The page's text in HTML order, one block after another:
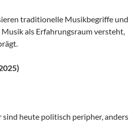
traditionelle Musikbegriffe und
als Erfahrungsraum versteht,
heute politisch peripher, anders